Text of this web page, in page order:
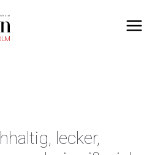
lecker,